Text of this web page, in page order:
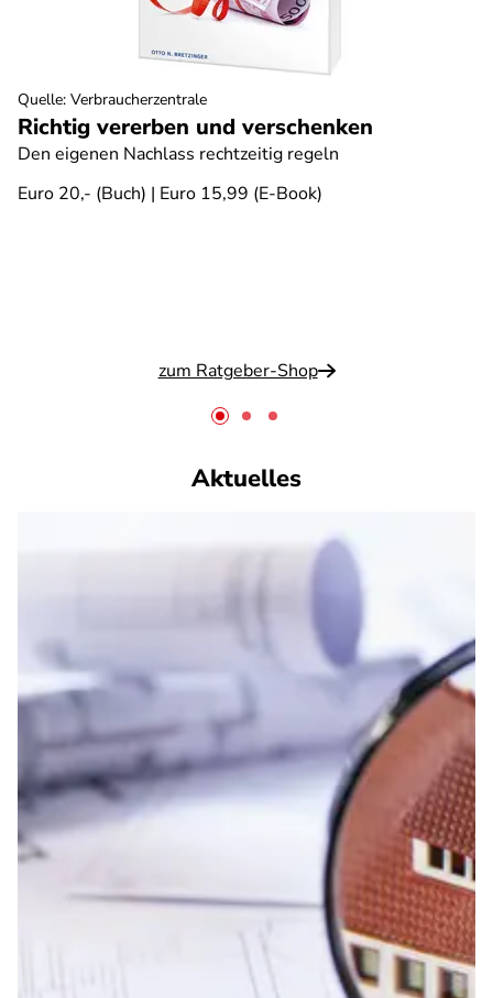
Richtig vererben und verschenken
Den eigenen Nachlass rechtzeitig regeln
Euro 20,- (Buch) | Euro 15,99 (E-Book)
zum Ratgeber-Shop
Quelle: Verbraucherzentrale
Aktuelles